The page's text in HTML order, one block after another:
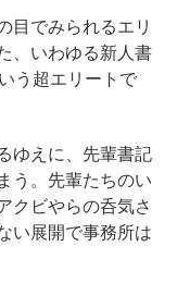
目でみられるエリ
、いわゆる新人書
う超エリートで
ゆえに、先輩書記
う。先輩たちのい
クビやらの呑気さ
い展開で事務所は